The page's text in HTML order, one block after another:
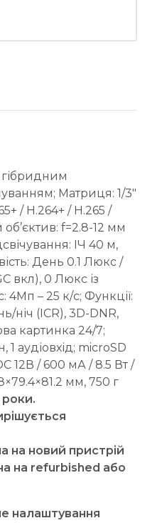
Матриця: 1/3″
/ H.264+ / H.265 /
f=2.8-12 мм
ІЧ 40 м,
День 0.1 Люкс /
вкл), 0 Люкс із
4Мп – 25 к/с; Функції:
ніч (ICR), 3D-DNR,
картинка 24/7;
аудіовхід; microSD
12В / 600 мА / 8.5 Вт /
мм, 750 г
роки.
на новий пристрій
на refurbished або
налаштування